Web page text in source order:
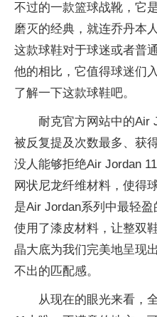
不过的一款篮球战靴，它
磨灭的经典，就连乔丹本
这款球鞋对于球迷或者普
他的相比，它值得球迷们
了解一下这款球鞋吧。
耐克官方网站中的Air
被反复提及次数最多、获
没人能够拒绝Air Jordan
网状尼龙纤维材料，使得
是Air Jordan系列中最轻
使用了漆皮材料，让整双
晶大底为我们完美地呈现
不出的匹配感。
从现在的眼光来看，